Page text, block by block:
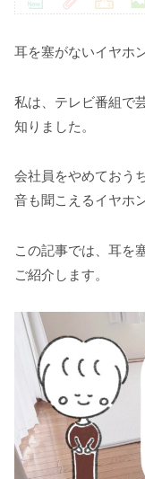
耳を塞がないイヤホ
私は、テレビ番組で
知りました。
会社員をやめておう
音も聞こえるイヤホ
この記事では、耳を
ご紹介します。